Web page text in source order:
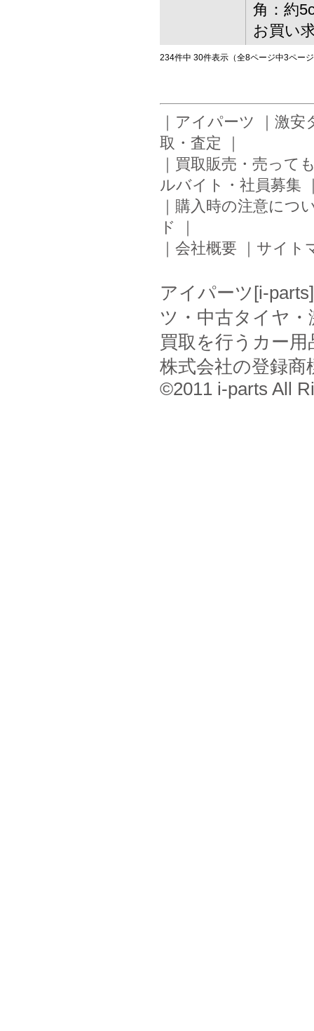
角：約
お買い
234件中 30件表示（全8ページ中3ペー
｜ アイパーツ ｜ 激安
取・査定 ｜
｜ 買取販売・売って
ルバイト・社員募集
｜ 購入時の注意につ
ド
｜
｜ 会社概要 ｜ サイト
アイパーツ[i-
ツ・中古タイヤ
買取を行うカー
株式会社の登録商
©2011 i-parts All